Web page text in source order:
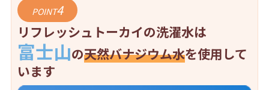
POINT4
リフレッシュトーカイの洗濯水は
富士山の天然バナジウム水を使用して
います